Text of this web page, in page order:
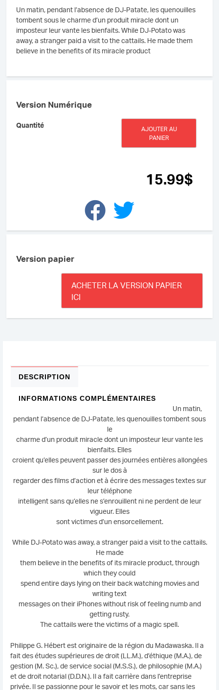
Un matin, pendant l’absence de DJ-Patate, les quenouilles
tombent sous le charme d’un produit miracle dont un
imposteur leur vante les bienfaits. While DJ-Potato was
away, a stranger paid a visit to the cattails. He made them
believe in the benefits of its miracle product
Version Numérique
Quantité
rouiller
didn't
want
and
rusty
AJOUTER AU
PANIER
15.99$
Version papier
ACHETER LA VERSION PAPIER
ICI
DESCRIPTION
INFORMATIONS COMPLÉMENTAIRES
Un matin,
pendant l’absence de DJ-Patate, les quenouilles tombent sous
le
charme d’un produit miracle dont un imposteur leur vante les
bienfaits. Elles
croient qu’elles peuvent passer des journées entières allongées
sur le dos à
regarder des films d’action et à écrire des messages textes sur
leur téléphone
intelligent sans qu’elles ne s’enrouillent ni ne perdent de leur
vigueur. Elles
sont victimes d’un ensorcellement.
While DJ-Potato was away, a stranger paid a visit to the cattails.
He made
them believe in the benefits of its miracle product, through
which they could
spend entire days lying on their back watching movies and
writing text
messages on their iPhones without risk of feeling numb and
getting rusty.
The cattails were the victims of a magic spell.
Philippe G. Hébert est originaire de la région du Madawaska. Il a
fait des études supérieures de droit (LL.M.), d’éthique (M.A.), de
gestion (M. Sc.), de service social (M.S.S.), de philosophie (M.A.)
et de droit notarial (D.D.N.). Il a fait carrière dans l’entreprise
privée. Il se passionne pour le savoir et les mots, car sans les